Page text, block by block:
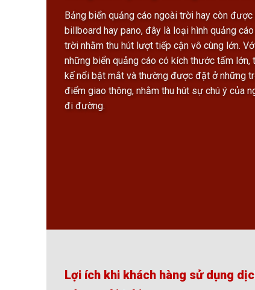
Bảng biển quảng cáo ngoài trời hay còn
billboard hay pano, đây là loại hình quảng
trời nhằm thu hút lượt tiếp cận vô cùng lớn.
những biển quảng cáo có kích thước tấm lớn,
kế nổi bật mắt và thường được đặt ở những
điểm giao thông, nhằm thu hút sự chú ý của
đi đường.
Lợi ích khi khách hàng sử dụng